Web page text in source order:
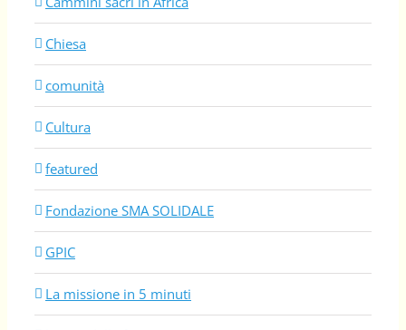
Chiesa
comunità
Cultura
featured
Fondazione SMA SOLIDALE
GPIC
La missione in 5 minuti